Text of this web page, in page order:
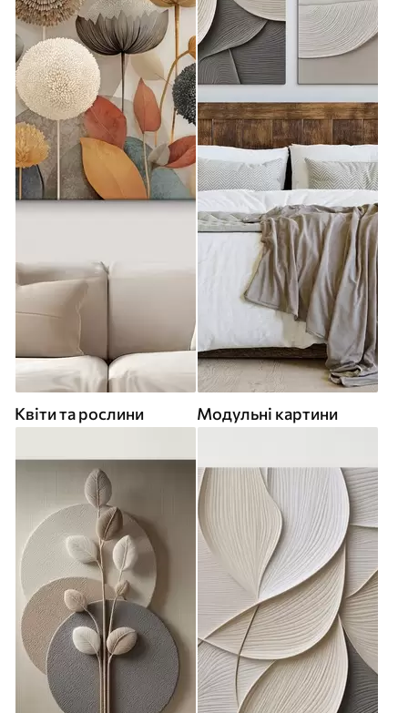
Квіти та рослини Модульні картини